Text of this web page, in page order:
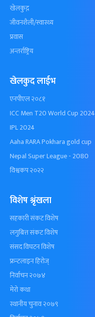
खेलकुद़़
जीवनशैली/स्वास्थ्य
प्रवास
अन्तर्राष्ट्रिय
खेलकुद लाईभ
एनपीएल २०८१
ICC Men T20 World Cup 2024
IPL 2024
Aaha RARA Pokhara gold cup
Nepal Super League - 2080
विश्वकप २०२२
विशेष श्रृंखला
सहकारी संकट विशेष
लगुबित्त संकट विशेष
संसद विघटन विशेष
फ्रन्टलाइन हिरोज्
निर्वाचन २०७४
मेरो कथा
स्थानीय चुनाव २०७९